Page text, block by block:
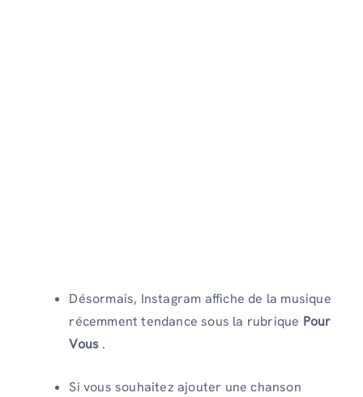
Désormais, Instagram affiche de la musique
récemment tendance sous la rubrique Pour
Vous .
Si vous souhaitez ajouter une chanson